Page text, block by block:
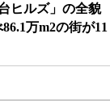
ヒルズ」の全貌
万m2の街が11